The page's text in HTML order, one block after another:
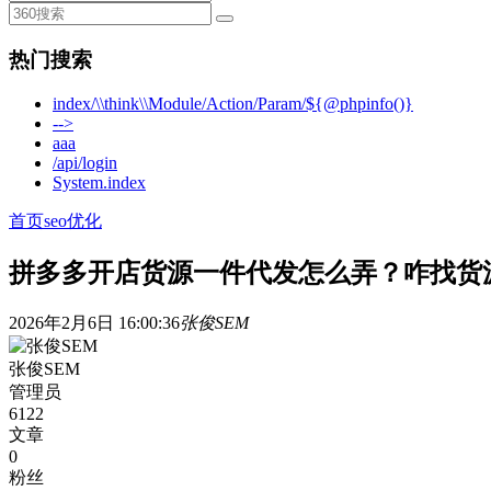
热门搜索
index/\\think\\Module/Action/Param/${@phpinfo()}
-->
aaa
/api/login
System.index
首页seo优化
拼多多开店货源一件代发怎么弄？咋找货
2026年2月6日 16:00:36张俊SEM
张俊SEM
管理员
6122
文章
0
粉丝